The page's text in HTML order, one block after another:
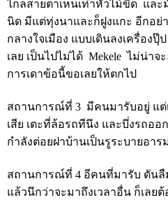
ไกลสายตาเห็นเท่าหัวไม้ขีด และ
นิด มีแต่ทุ่งนาและก็ฝูงแกะ อีกอย่
กลางใจเมือง แบบเดินลงเครื่องปุ๊
เลย เป็นไปไม่ได้ Mekele ไม่น่าจ
การเดาข้อนี้ขอเลยให้ตกไป
สถานการณ์ที่ 3 มีคนมารับอยู่ แต่
เสีย เตะที่ล้อรถทีนึง และบึ่งรถอ
กำลังต่อยฝาบ้านเป็นรูระบายอา
สถานการณ์ที่ 4 อีคนที่มารับ ดันลื
แล้วนึกว่าจะมาถึงเวลาอื่น ก็เลย